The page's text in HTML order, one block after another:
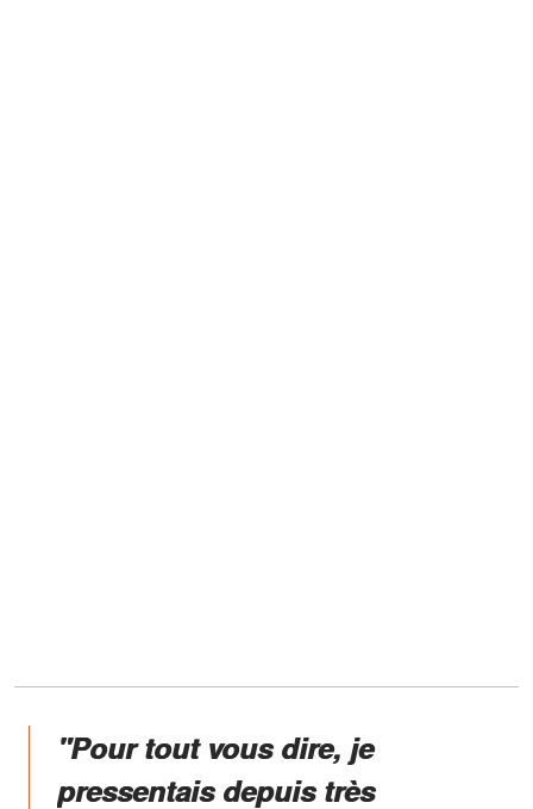
"Pour tout vous dire, je
pressentais depuis très